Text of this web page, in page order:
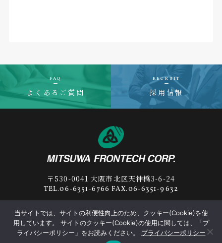
FAQ
よくあるご質問
RECRUIT
採用情報
〒530-0041 大阪市北区天神橋3-6-24
TEL.06-6351-6766 FAX.06-6351-9632
プライバシーポリシー サプライヤー行動規範
当サイトでは、サイトの利便性向上のため、クッキー(Cookie)を使
用しています。 サイトのクッキー(Cookie)の使用に関しては、「プ
ライバシーポリシー」をお読みください。 プライバシーポリシー